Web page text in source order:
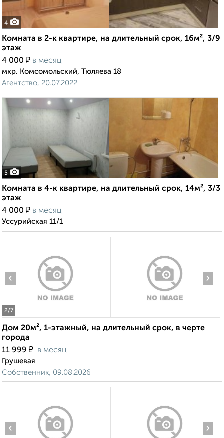
4
Комната в 2-к квартире, на длительный срок, 16м², 3/9
этаж
4 000 ₽ в месяц
мкр. Комсомольский, Тюляева 18
Агентство, 20.07.2022
5
Комната в 4-к квартире, на длительный срок, 14м², 3/3
этаж
4 000 ₽ в месяц
Уссурийская 11/1
2/7
‹ ›
Дом 20м², 1-этажный, на длительный срок, в черте
города
11 999 ₽ в месяц
Грушевая
Собственник, 09.08.2026
‹ ›